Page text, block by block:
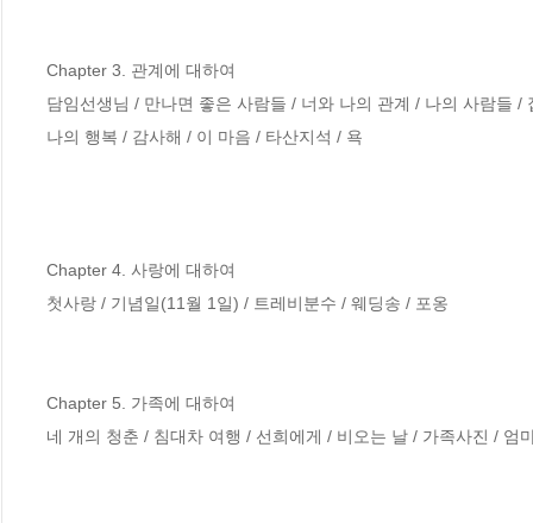
Chapter 3. 관계에 대하여
담임선생님 / 만나면 좋은 사람들 / 너와 나의 관계 / 나의 사람들
나의 행복 / 감사해 / 이 마음 / 타산지석 / 욕
Chapter 4. 사랑에 대하여
첫사랑 / 기념일(11월 1일) / 트레비분수 / 웨딩송 / 포옹
Chapter 5. 가족에 대하여
네 개의 청춘 / 침대차 여행 / 선희에게 / 비오는 날 / 가족사진 / 엄